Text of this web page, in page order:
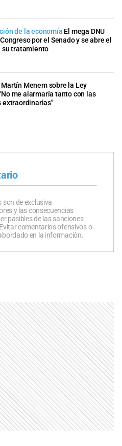
de la economía El mega DNU
por el Senado y se abre el
su tratamiento
Martín Menem sobre la Ley
me alarmaría tanto con las
extraordinarias"
de exclusiva
y las consecuencias
pasibles de las sanciones
comentarios ofensivos o
en la información.